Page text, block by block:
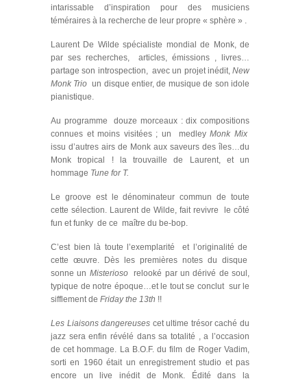
intarissable d’inspiration pour des musiciens
téméraires à la recherche de leur propre « sphère » .
Laurent De Wilde spécialiste mondial de Monk, de
par ses recherches, articles, émissions , livres…
partage son introspection, avec un projet inédit, New
Monk Trio un disque entier, de musique de son idole
pianistique.
Au programme douze morceaux : dix compositions
connues et moins visitées ; un
medleyMonk Mix
issu d’autres airs de Monk aux saveurs des îles…du
Monk tropical ! la trouvaille de Laurent, et un
hommage Tune for T.
Le groove est le dénominateur commun de toute
cette sélection. Laurent de Wilde, fait revivre le côté
fun et funky de ce maître du be-bop.
C’est bien là toute l’exemplarité et l’originalité de
cette œuvre. Dès les premières notes du disque
sonne un Misterioso relooké par un dérivé de soul,
typique de notre époque…et le tout se conclut sur le
sifflement de Friday the 13th !!
Les Liaisons dangereuses cet ultime trésor caché du
jazz sera enfin révélé dans sa totalité , a l’occasion
de cet hommage. La B.O.F. du film de Roger Vadim,
sorti en 1960 était un enregistrement studio et pas
encore un live inédit de Monk. Édité dans la